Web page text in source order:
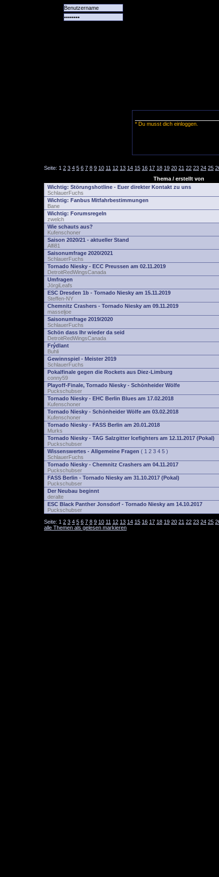
* Du musst dich einloggen.
Seite: 1 2 3 4 5 6 7 8 9 10 11 12 13 14 15 16 17 18 19 20 21 22 23 24 25
Thema / erstellt von
Wichtig: Störungshotline - Euer direkter Kontakt zu uns
SchlauerFuchs
Wichtig: Fanbus Mitfahrbestimmungen
Bane
Wichtig: Forumsregeln
zwelch
Wie schauts aus?
Kufenschoner
Saison 2020/21 - aktueller Stand
Alfi81
Saisonumfrage 2020/2021
SchlauerFuchs
Tornado Niesky - ECC Preussen am 02.11.2019
DetroitRedWingsCanada
Umfragen
JörgiLeafs
ESC Dresden 1b - Tornado Niesky am 15.11.2019
Steffen-NY
Chemnitz Crashers - Tornado Niesky am 09.11.2019
masseljoe
Saisonumfrage 2019/2020
SchlauerFuchs
Schön dass Ihr wieder da seid
DetroitRedWingsCanada
Frýdlant
Buhli
Gewinnspiel - Meister 2019
SchlauerFuchs
Pokalfinale gegen die Rockets aus Diez-Limburg
conny59
Playoff-Finale, Tornado Niesky - Schönheider Wölfe
Puckschubser
Tornado Niesky - EHC Berlin Blues am 17.02.2018
Kufenschoner
Tornado Niesky - Schönheider Wölfe am 03.02.2018
Kufenschoner
Tornado Niesky - FASS Berlin am 20.01.2018
Murks
Tornado Niesky - TAG Salzgitter Icefighters am 12.11.2017 (Pokal)
Puckschubser
Wissenswertes - Allgemeine Fragen ( 1 2 3 4 5 )
SchlauerFuchs
Tornado Niesky - Chemnitz Crashers am 04.11.2017
Puckschubser
FASS Berlin - Tornado Niesky am 31.10.2017 (Pokal)
Puckschubser
Der Neubau beginnt
deralte
ESC Black Panther Jonsdorf - Tornado Niesky am 14.10.2017
Puckschubser
Seite: 1 2 3 4 5 6 7 8 9 10 11 12 13 14 15 16 17 18 19 20 21 22 23 24 25
alle Themen als gelesen markieren